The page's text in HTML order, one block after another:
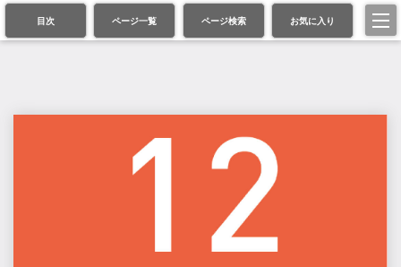
目次 ページ一覧 ページ検索 お気に入り